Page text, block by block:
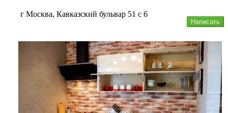
Написать
г Москва, Кавказский бульвар 51 с 6